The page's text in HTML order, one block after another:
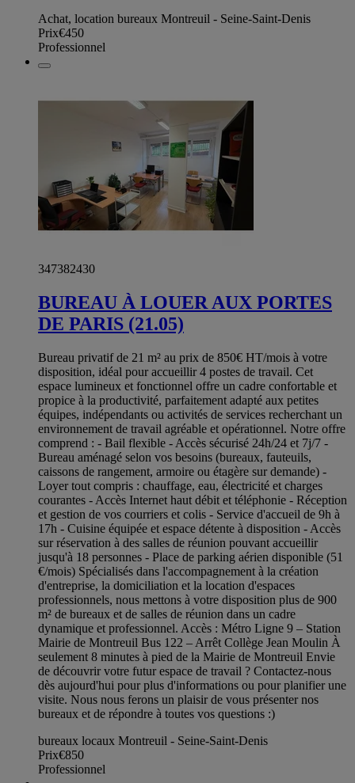
Achat, location bureaux Montreuil - Seine-Saint-Denis
Prix€450
Professionnel
347382430
BUREAU À LOUER AUX PORTES
DE PARIS (21.05)
Bureau privatif de 21 m² au prix de 850€ HT/mois à votre
disposition, idéal pour accueillir 4 postes de travail. Cet
espace lumineux et fonctionnel offre un cadre confortable et
propice à la productivité, parfaitement adapté aux petites
équipes, indépendants ou activités de services recherchant un
environnement de travail agréable et opérationnel. Notre offre
comprend : - Bail flexible - Accès sécurisé 24h/24 et 7j/7 -
Bureau aménagé selon vos besoins (bureaux, fauteuils,
caissons de rangement, armoire ou étagère sur demande) -
Loyer tout compris : chauffage, eau, électricité et charges
courantes - Accès Internet haut débit et téléphonie - Réception
et gestion de vos courriers et colis - Service d'accueil de 9h à
17h - Cuisine équipée et espace détente à disposition - Accès
sur réservation à des salles de réunion pouvant accueillir
jusqu'à 18 personnes - Place de parking aérien disponible (51
€/mois) Spécialisés dans l'accompagnement à la création
d'entreprise, la domiciliation et la location d'espaces
professionnels, nous mettons à votre disposition plus de 900
m² de bureaux et de salles de réunion dans un cadre
dynamique et professionnel. Accès : Métro Ligne 9 – Station
Mairie de Montreuil Bus 122 – Arrêt Collège Jean Moulin À
seulement 8 minutes à pied de la Mairie de Montreuil Envie
de découvrir votre futur espace de travail ? Contactez-nous
dès aujourd'hui pour plus d'informations ou pour planifier une
visite. Nous nous ferons un plaisir de vous présenter nos
bureaux et de répondre à toutes vos questions :)
bureaux locaux Montreuil - Seine-Saint-Denis
Prix€850
Professionnel